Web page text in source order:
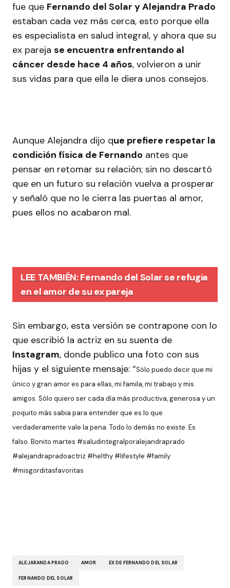
fue que Fernando del Solar y Alejandra Prado
estaban cada vez más cerca, esto porque ella
es especialista en salud integral, y ahora que su
ex pareja se encuentra enfrentando al
cáncer desde hace 4 años, volvieron a unir
sus vidas para que ella le diera unos consejos.
Aunque Alejandra dijo que prefiere respetar la
condición física de Fernando antes que
pensar en retomar su relación; sin no descartó
que en un futuro su relación vuelva a prosperar
y señaló que no le cierra las puertas al amor,
pues ellos no acabaron mal.
LEE TAMBIÉN: Fernando del Solar se refugia
en el amor de su ex pareja
Sin embargo, esta versión se contrapone con lo
que escribió la actriz en su suenta de
Instagram, donde publico una foto con sus
hijas y el siguiente mensaje: “Sólo puedo decir que mi
único y gran amor es para ellas, mi famila, mi trabajo y mis
amigos. Sólo quiero ser cada día más productiva, generosa y un
poquito más sabia para entender que es lo que
verdaderamente vale la pena. Todo lo demás no existe. Es
falso. Bonito martes #saludintegralporalejandraprado
#alejandrapradoactriz #helthy #lifestyle #family
#misgorditasfavoritas
ALEJARANDA PRADO AMOR EX DE FERNANDO DEL SOLAR
FERNANDO DEL SOLAR